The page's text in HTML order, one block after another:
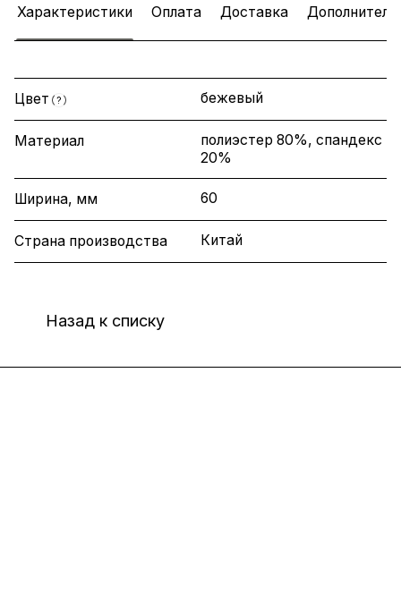
Характеристики Оплата Доставка
Цвет ? бежевый
Материал
полиэстер 80%, спандекс
20%
Ширина, мм 60
Страна производства Китай
Назад к списку